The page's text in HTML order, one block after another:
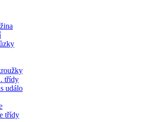
třídy
událo
třídy